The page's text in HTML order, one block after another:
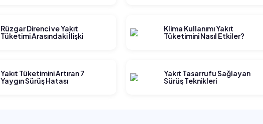
Rüzgar Direnci ve Yakıt
Tüketimi Arasındaki İlişki
Klima Kullanımı Yakıt
Tüketimini Nasıl Etkiler?
Yakıt Tüketimini Artıran 7
Yaygın Sürüş Hatası
Yakıt Tasarrufu Sağlayan
Sürüş Teknikleri